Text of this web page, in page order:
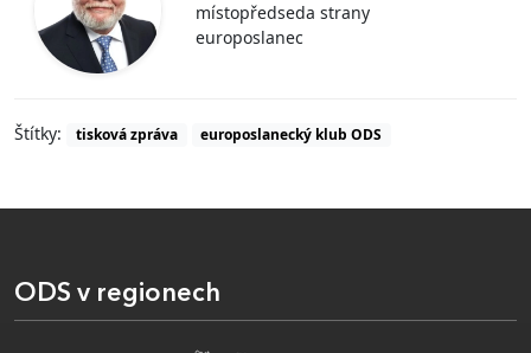
místopředseda strany
europoslanec
Štítky: tisková zpráva europoslanecký klub ODS
ODS v regionech